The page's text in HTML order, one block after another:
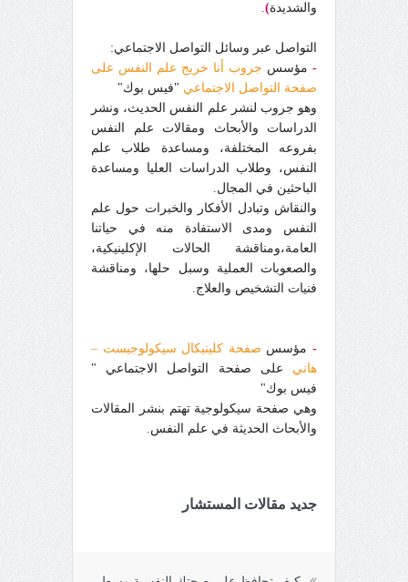
والشديدة)
.
التواصل عبر وسائل التواصل الاجتماعي:
- مؤسس جروب أنا خريج علم النفس على
صفحة التواصل الاجتماعي "فيس بوك"
وهو جروب لنشر علم النفس الحديث، ونشر
الدراسات والأبحاث ومقالات علم النفس
بفروعه المختلفة، ومساعدة طلاب علم
النفس، وطلاب الدراسات العليا ومساعدة
الباحثين في المجال.
والنقاش وتبادل الأفكار والخبرات حول علم
النفس ومدى الاستفادة منه في حياتنا
العامة،ومناقشة الحالات الإكلينيكية،
والصعوبات العملية وسبل حلها، ومناقشة
فنيات التشخيص والعلاج.
- مؤسس صفحة كلينيكال سيكولوجيست –
هاني على صفحة التواصل الاجتماعي "
فيس بوك"
وهي صفحة سيكولوجية تهتم بنشر المقالات
والأبحاث الحديثة في علم النفس.
جديد مقالات المستشار